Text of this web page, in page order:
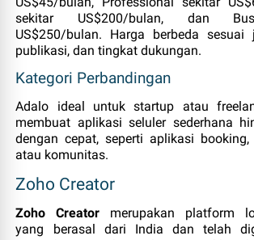
sekitar US$200/bulan, dan
US$250/bulan. Harga berbeda sesuai
publikasi, dan tingkat dukungan.
Kategori Perbandingan
Adalo ideal untuk startup atau
membuat aplikasi seluler sederhana
dengan cepat, seperti aplikasi
atau komunitas.
Zoho Creator
Zoho Creator merupakan platform
yang berasal dari India dan telah